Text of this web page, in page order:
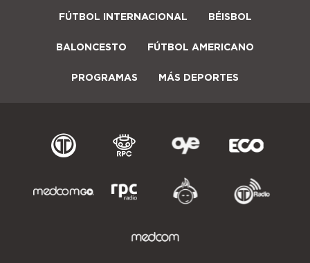
FÚTBOL INTERNACIONAL BÉISBOL
BALONCESTO FÚTBOL AMERICANO
PROGRAMAS MÁS DEPORTES